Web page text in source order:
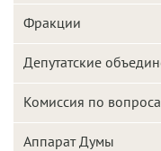
Фракции
Депутатские
Комиссия по
Аппарат Думы